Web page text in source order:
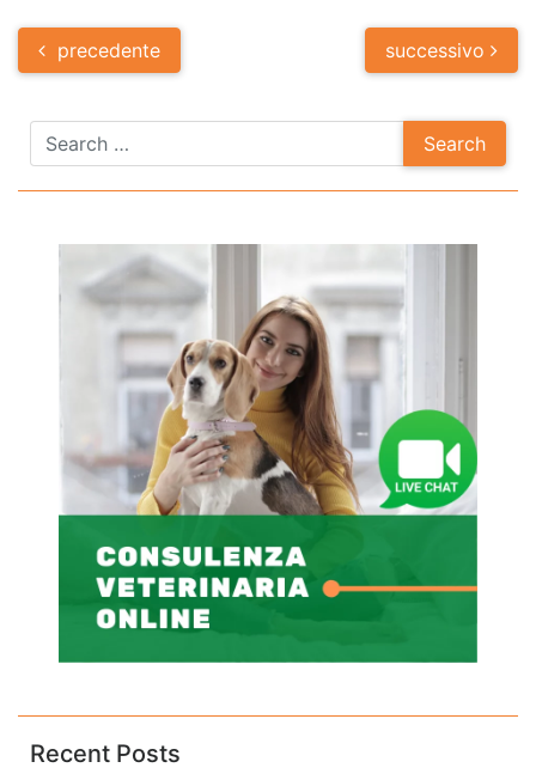
Post
navigation
precedente successivo
Recent Posts